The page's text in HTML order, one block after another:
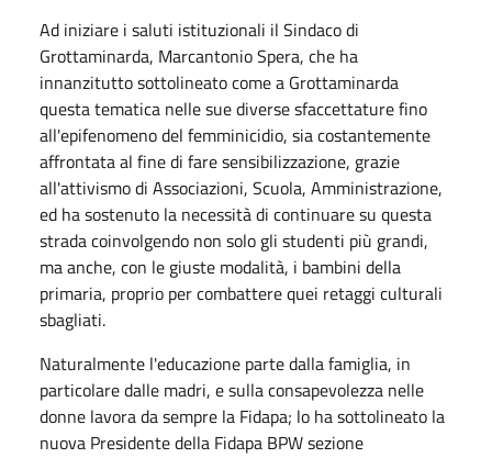
Ad iniziare i saluti istituzionali il Sindaco di
Grottaminarda, Marcantonio Spera, che ha
innanzitutto sottolineato come a Grottaminarda
questa tematica nelle sue diverse sfaccettature fino
all'epifenomeno del femminicidio, sia costantemente
affrontata al fine di fare sensibilizzazione, grazie
all'attivismo di Associazioni, Scuola, Amministrazione,
ed ha sostenuto la necessità di continuare su questa
strada coinvolgendo non solo gli studenti più grandi,
ma anche, con le giuste modalità, i bambini della
primaria, proprio per combattere quei retaggi culturali
sbagliati.
Naturalmente l'educazione parte dalla famiglia, in
particolare dalle madri, e sulla consapevolezza nelle
donne lavora da sempre la Fidapa; lo ha sottolineato la
nuova Presidente della Fidapa BPW sezione